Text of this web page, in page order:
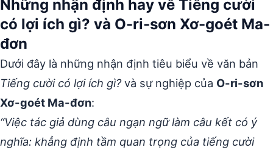
Những nhận định hay về Tiếng cười
có lợi ích gì? và O-ri-sơn Xơ-goét Ma-
đơn
Dưới đây là những nhận định tiêu biểu về văn bản
Tiếng cười có lợi ích gì?và sự nghiệp của O-ri-sơn
Xơ-goét Ma-đơn:
“Việc tác giả dùng câu ngạn ngữ làm câu kết có ý
nghĩa: khẳng định tầm quan trọng của tiếng cười